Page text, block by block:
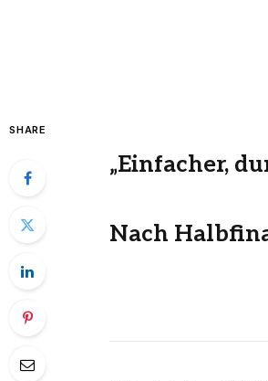
SHARE
„Einfacher,
Nach